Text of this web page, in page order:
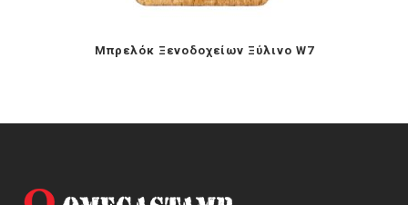
Mπρελόκ Ξενοδοχείων Ξύλινο W7